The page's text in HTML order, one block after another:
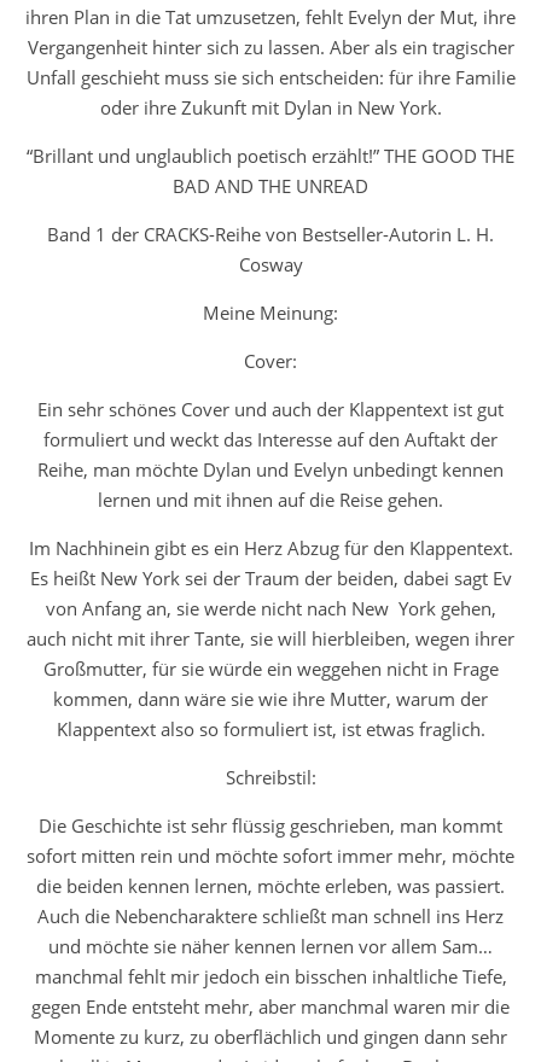
ihren Plan in die Tat umzusetzen, fehlt Evelyn der Mut, ihre
Vergangenheit hinter sich zu lassen. Aber als ein tragischer
Unfall geschieht muss sie sich entscheiden: für ihre Familie
oder ihre Zukunft mit Dylan in New York.
“Brillant und unglaublich poetisch erzählt!” THE GOOD THE
BAD AND THE UNREAD
Band 1 der CRACKS-Reihe von Bestseller-Autorin L. H.
Cosway
Meine Meinung:
Cover:
Ein sehr schönes Cover und auch der Klappentext ist gut
formuliert und weckt das Interesse auf den Auftakt der
Reihe, man möchte Dylan und Evelyn unbedingt kennen
lernen und mit ihnen auf die Reise gehen.
Im Nachhinein gibt es ein Herz Abzug für den Klappentext.
Es heißt New York sei der Traum der beiden, dabei sagt Ev
von Anfang an, sie werde nicht nach New York gehen,
auch nicht mit ihrer Tante, sie will hierbleiben, wegen ihrer
Großmutter, für sie würde ein weggehen nicht in Frage
kommen, dann wäre sie wie ihre Mutter, warum der
Klappentext also so formuliert ist, ist etwas fraglich.
Schreibstil:
Die Geschichte ist sehr flüssig geschrieben, man kommt
sofort mitten rein und möchte sofort immer mehr, möchte
die beiden kennen lernen, möchte erleben, was passiert.
Auch die Nebencharaktere schließt man schnell ins Herz
und möchte sie näher kennen lernen vor allem Sam…
manchmal fehlt mir jedoch ein bisschen inhaltliche Tiefe,
gegen Ende entsteht mehr, aber manchmal waren mir die
Momente zu kurz, zu oberflächlich und gingen dann sehr